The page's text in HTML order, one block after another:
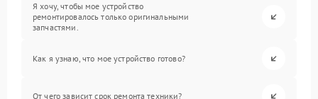
Я хочу, чтобы мое устройство
ремонтировалось только оригинальными
запчастями.
Как я узнаю, что мое устройство готово?
От чего зависит срок ремонта техники?